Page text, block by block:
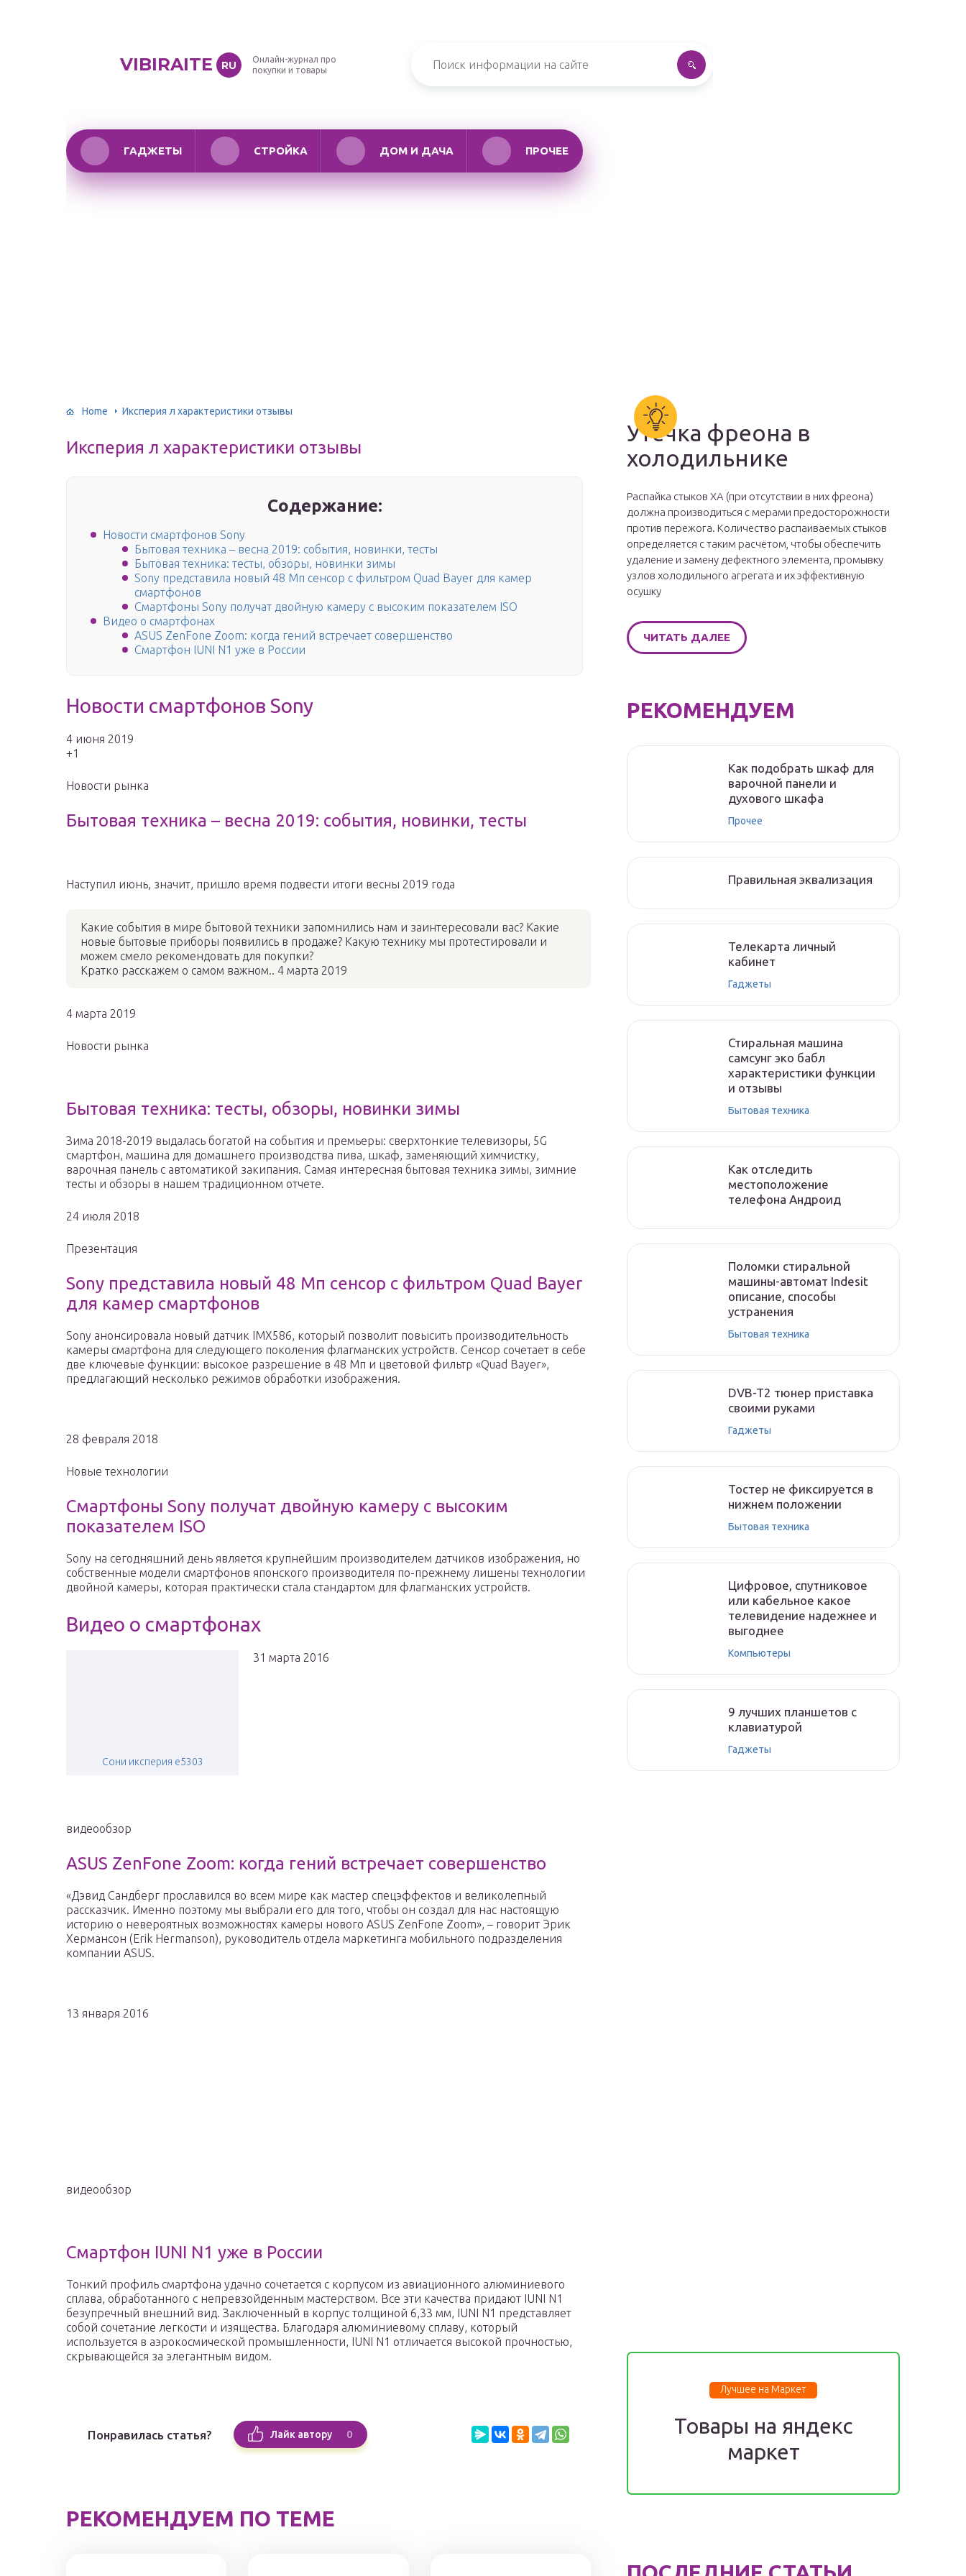
VIBIRAITE RU
Онлайн-журнал про
покупки и товары
ГАДЖЕТЫ СТРОЙКА ДОМ И ДАЧА ПРОЧЕЕ
Home Иксперия л характеристики отзывы
Иксперия л характеристики отзывы
Содержание:
Новости смартфонов Sony
Бытовая техника – весна 2019: события, новинки, тесты
Бытовая техника: тесты, обзоры, новинки зимы
Sony представила новый 48 Мп сенсор с фильтром Quad Bayer для камер
смартфонов
Смартфоны Sony получат двойную камеру с высоким показателем ISO
Видео о смартфонах
ASUS ZenFone Zoom: когда гений встречает совершенство
Смартфон IUNI N1 уже в России
Новости смартфонов Sony
4 июня 2019
+1
Новости рынка
Бытовая техника – весна 2019: события, новинки, тесты
Наступил июнь, значит, пришло время подвести итоги весны 2019 года
Какие события в мире бытовой техники запомнились нам и заинтересовали вас? Какие
новые бытовые приборы появились в продаже? Какую технику мы протестировали и
можем смело рекомендовать для покупки?
Кратко расскажем о самом важном.. 4 марта 2019
4 марта 2019
Новости рынка
Бытовая техника: тесты, обзоры, новинки зимы
Зима 2018-2019 выдалась богатой на события и премьеры: сверхтонкие телевизоры, 5G
смартфон, машина для домашнего производства пива, шкаф, заменяющий химчистку,
варочная панель с автоматикой закипания. Самая интересная бытовая техника зимы, зимние
тесты и обзоры в нашем традиционном отчете.
24 июля 2018
Презентация
Sony представила новый 48 Мп сенсор с фильтром Quad Bayer
для камер смартфонов
Sony анонсировала новый датчик IMX586, который позволит повысить производительность
камеры смартфона для следующего поколения флагманских устройств. Сенсор сочетает в себе
две ключевые функции: высокое разрешение в 48 Мп и цветовой фильтр «Quad Bayer»,
предлагающий несколько режимов обработки изображения.
28 февраля 2018
Новые технологии
Смартфоны Sony получат двойную камеру с высоким
показателем ISO
Sony на сегодняшний день является крупнейшим производителем датчиков изображения, но
собственные модели смартфонов японского производителя по-прежнему лишены технологии
двойной камеры, которая практически стала стандартом для флагманских устройств.
Видео о смартфонах
Сони иксперия е5303
31 марта 2016
видеообзор
ASUS ZenFone Zoom: когда гений встречает совершенство
«Дэвид Сандберг прославился во всем мире как мастер спецэффектов и великолепный
рассказчик. Именно поэтому мы выбрали его для того, чтобы он создал для нас настоящую
историю о невероятных возможностях камеры нового ASUS ZenFone Zoom», – говорит Эрик
Хермансон (Erik Hermanson), руководитель отдела маркетинга мобильного подразделения
компании ASUS.
13 января 2016
видеообзор
Смартфон IUNI N1 уже в России
Тонкий профиль смартфона удачно сочетается с корпусом из авиационного алюминиевого
сплава, обработанного с непревзойденным мастерством. Все эти качества придают IUNI N1
безупречный внешний вид. Заключенный в корпус толщиной 6,33 мм, IUNI N1 представляет
собой сочетание легкости и изящества. Благодаря алюминиевому сплаву, который
используется в аэрокосмической промышленности, IUNI N1 отличается высокой прочностью,
скрывающейся за элегантным видом.
Понравилась статья? Лайк автору 0
РЕКОМЕНДУЕМ ПО ТЕМЕ
Утечка фреона в
холодильнике
Распайка стыков ХА (при отсутствии в них фреона)
должна производиться с мерами предосторожности
против пережога. Количество распаиваемых стыков
определяется с таким расчётом, чтобы обеспечить
удаление и замену дефектного элемента, промывку
узлов холодильного агрегата и их эффективную
осушку
ЧИТАТЬ ДАЛЕЕ
РЕКОМЕНДУЕМ
Как подобрать шкаф для
варочной панели и
духового шкафа
Прочее
Правильная эквализация
Телекарта личный
кабинет
Гаджеты
Стиральная машина
самсунг эко бабл
характеристики функции
и отзывы
Бытовая техника
Как отследить
местоположение
телефона Андроид
Поломки стиральной
машины-автомат Indesit
описание, способы
устранения
Бытовая техника
DVB-T2 тюнер приставка
своими руками
Гаджеты
Тостер не фиксируется в
нижнем положении
Бытовая техника
Цифровое, спутниковое
или кабельное какое
телевидение надежнее и
выгоднее
Компьютеры
9 лучших планшетов с
клавиатурой
Гаджеты
Лучшее на Маркет
Товары на яндекс
маркет